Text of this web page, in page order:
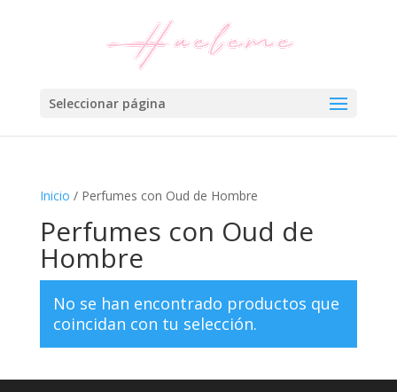
Seleccionar página
Inicio / Perfumes con Oud de Hombre
Perfumes con Oud de
Hombre
No se han encontrado productos que
coincidan con tu selección.